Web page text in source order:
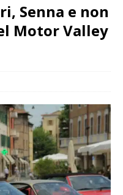
Senna e non
Motor Valley